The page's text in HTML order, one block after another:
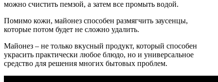
можно счистить пемзой, а затем все промыть водой.
Помимо кожи, майонез способен размягчить заусенцы,
которые потом будет не сложно удалить.
Майонез – не только вкусный продукт, который способен
украсить практически любое блюдо, но и универсальное
средство для решения многих бытовых проблем.